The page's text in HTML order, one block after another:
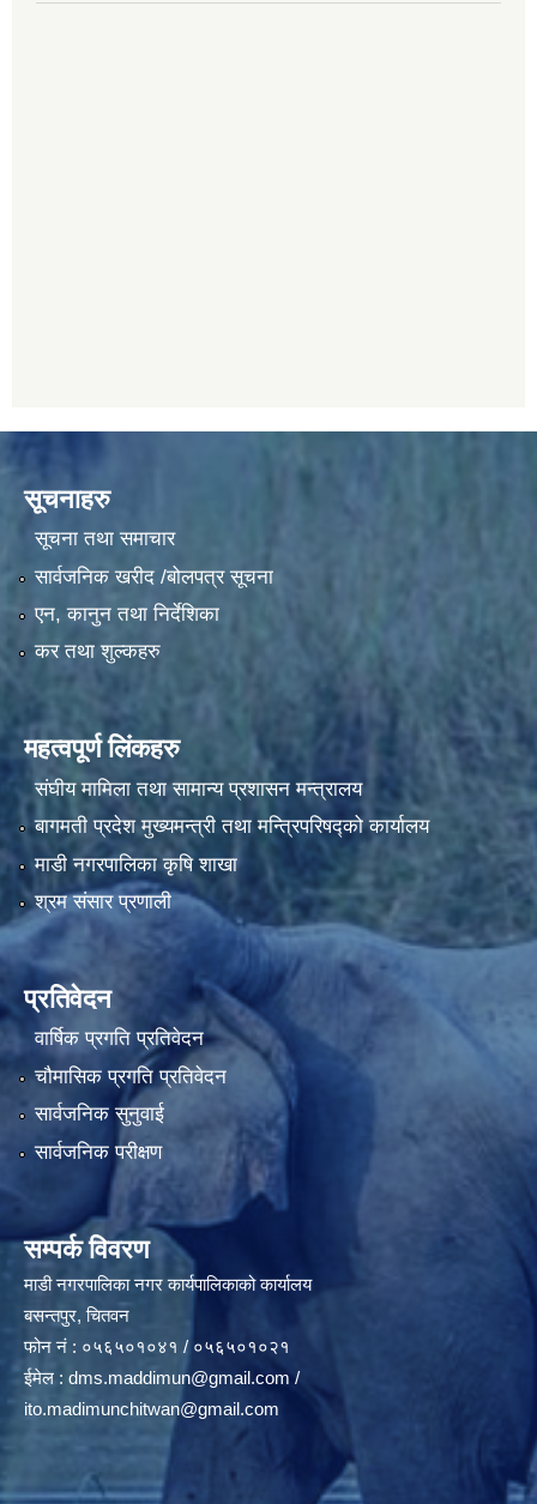
सूचनाहरु
सूचना तथा समाचार
सार्वजनिक खरीद /बोलपत्र सूचना
एन, कानुन तथा निर्देशिका
कर तथा शुल्कहरु
महत्वपूर्ण लिंकहरु
संघीय मामिला तथा सामान्य प्रशासन मन्त्रालय
बागमती प्रदेश मुख्यमन्त्री तथा मन्त्रिपरिषद्को कार्यालय
माडी नगरपालिका कृषि शाखा
श्रम संसार प्रणाली
प्रतिवेदन
वार्षिक प्रगति प्रतिवेदन
चौमासिक प्रगति प्रतिवेदन
सार्वजनिक सुनुवाई
सार्वजनिक परीक्षण
सम्पर्क विवरण
माडी नगरपालिका नगर कार्यपालिकाको कार्यालय
बसन्तपुर, चितवन
फोन नं : ०५६५०१०४१ / ०५६५०१०२१
ईमेल : dms.maddimun@gmail.com/
ito.madimunchitwan@gmail.com